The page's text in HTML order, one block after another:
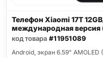
Телефон Xiaomi 17T
международная версия
код товара #11951089
Android, экран 6.59" AMOLED